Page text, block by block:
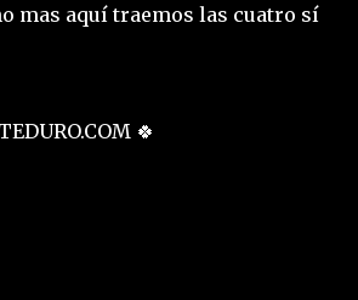
mas aquí traemos las cuatro sí
🍀